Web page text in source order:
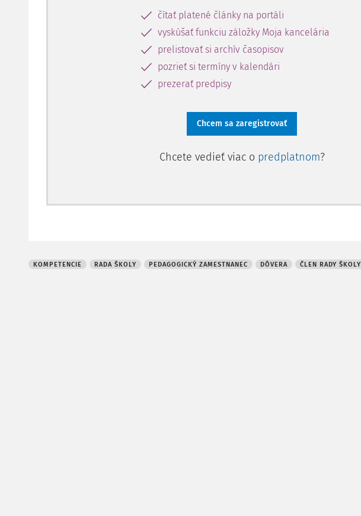
čítať platené články na portáli
vyskúšať funkciu záložky Moja kancelária
prelistovať si archív časopisov
pozrieť si termíny v kalendári
prezerať predpisy
Chcem sa zaregistrovať
Chcete vedieť viac o predplatnom?
KOMPETENCIE RADA ŠKOLY PEDAGOGICKÝ ZAMESTNANEC DÔVERA ČLEN RADY ŠKOLY